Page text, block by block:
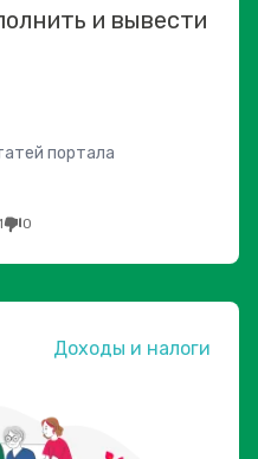
и вывести
портала
0
Доходы и налоги